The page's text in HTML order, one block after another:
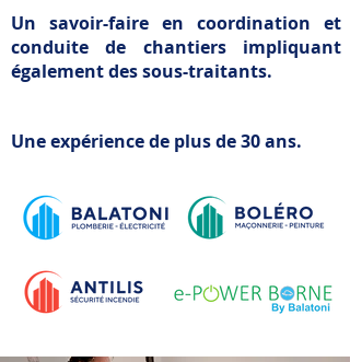
Un savoir-faire en coordination et
conduite de chantiers impliquant
également des sous-traitants.
Une expérience de plus de 30 ans.